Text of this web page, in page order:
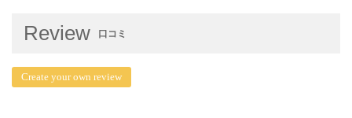
Review 口コミ
Create your own review